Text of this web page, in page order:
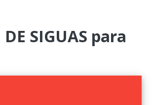
SIGUAS para